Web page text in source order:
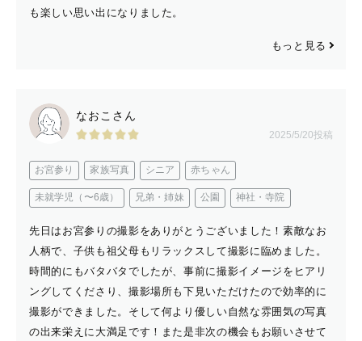
も楽しい思い出になりました。
もっと見る
なおこさん
2025/5/20投稿
お宮参り 家族写真 シニア 赤ちゃん
未就学児（〜6歳） 兄弟・姉妹 公園 神社・寺院
先日はお宮参りの撮影をありがとうございました！素敵なお
人柄で、子供も祖父母もリラックスして撮影に臨めました。
時間的にもバタバタでしたが、事前に撮影イメージをヒアリ
ングしてくださり、撮影場所も下見いただけたので効率的に
撮影ができました。そして何より優しい自然な雰囲気の写真
の出来栄えに大満足です！また是非次の機会もお願いさせて